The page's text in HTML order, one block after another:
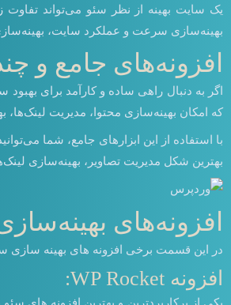
یک سایت بهینه از نظر سئو می‌تواند تفاوت
بهینه‌سازی سرعت و عملکرد سایت، بهینه‌سازی
افزونه‌های جامع و
اگر به دنبال راهی ساده و کارآمد برای
که امکان بهینه‌سازی محتوا، مدیریت
با استفاده از این ابزارهای جامع، شما
بهترین شکل مدیریت تصاویر، بهینه‌سازی
افزونه‌های
در این قسمت برخی افزونه های بهینه سازی
افزونه WP Rocket: